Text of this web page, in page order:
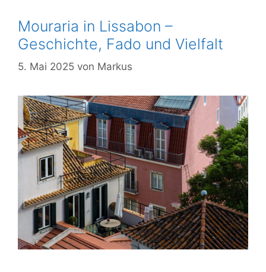
Mouraria in Lissabon –
Geschichte, Fado und Vielfalt
5. Mai 2025 von Markus